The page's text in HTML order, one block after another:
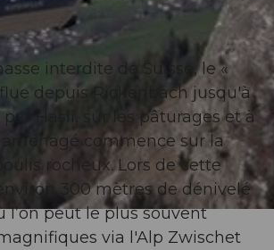
interdite de Suisse, le «
depuis Rickenbach jusqu'à
Hasli, sur les pâturages et à
commence sur la
rocheux. Lors de cette
300 mètres de dénivelé
peut le plus souvent
via l'Alp Zwischet